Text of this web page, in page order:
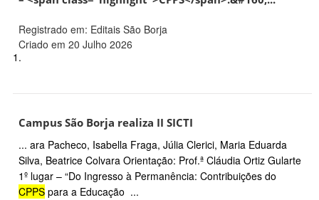
Registrado em: Editais São Borja
Criado em 20 Julho 2026
1.
Campus São Borja realiza II SICTI
... ara Pacheco, Isabella Fraga, Júlia Clerici, Maria Eduarda
Silva, Beatrice Colvara Orientação: Prof.ª Cláudia Ortiz Gularte
1º lugar – “Do Ingresso à Permanência: Contribuições do
CPPS para a Educação ...